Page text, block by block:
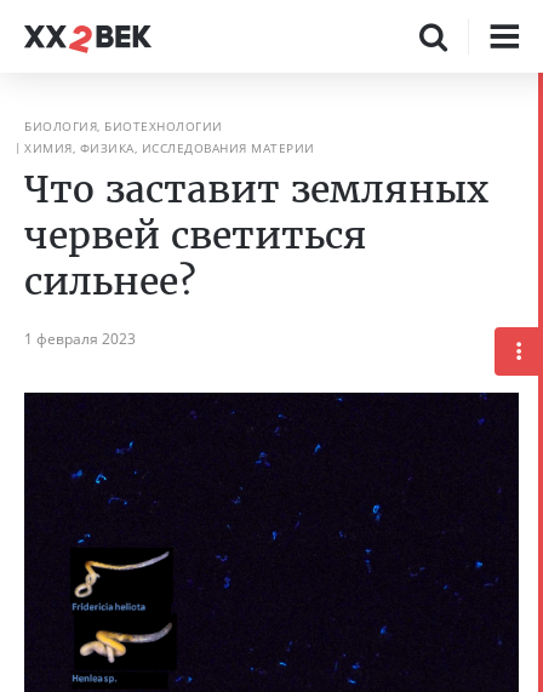
БИОЛОГИЯ, БИОТЕХНОЛОГИИ
ХИМИЯ, ФИЗИКА, ИССЛЕДОВАНИЯ МАТЕРИИ
Что заставит земляных
червей светиться
сильнее?
1 февраля 2023